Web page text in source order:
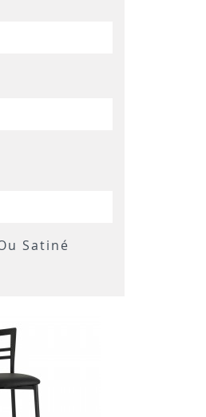
Satiné